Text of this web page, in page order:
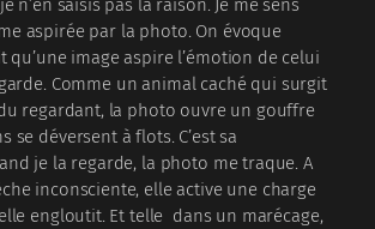
n’en saisis pas la raison. Je me sens
aspirée par la photo. On évoque
qu’une image aspire l’émotion de celui
Comme un animal caché qui surgit
regardant, la photo ouvre un gouffre
se déversent à flots. C’est sa
je la regarde, la photo me traque. A
inconsciente, elle active une charge
engloutit. Et telle dans un marécage,